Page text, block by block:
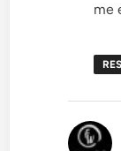
me